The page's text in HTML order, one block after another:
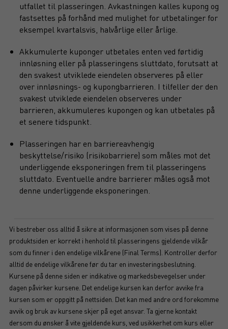
utfallet til plasseringen. Avkastningen kalles kupong og
fastsettes på forhånd med mulighet for utbetalinger for
eksempel kvartalsvis, halvårlige eller årlige.
Akkumulerte kuponger utbetales enten ved førtidig
innløsning eller på plasseringens sluttdato, forutsatt at
den svakest utviklede eiendelen observeres på eller
over innløsnings- og kupongbarrieren. I tilfeller der den
svakest utviklede eiendelen observeres under
barrieren, akkumuleres kupongen og kan utbetales på
et senere tidspunkt.
Plasseringen har en barriereavhengig
beskyttelse/risiko (risikobarriere) som måles mot det
underliggende eksponeringen frem til plasseringens
sluttdato. Eventuelle andre barrierer måles også mot
denne underliggende eksponeringen.
Vi bestreber oss alltid å sikre at informasjonen som vises på denne
produktsiden er korrekt i henhold til plasseringens gjeldende vilkår
som du finner i den endelige vilkårene (Final Terms). Kontroller derfor
alltid de endelige vilkårene før du tar en investeringsbeslutning.
Kursene på denne siden er indikative og markedsbevegelser under
dagen påvirker kursene. Det endelige kursen kan derfor avvike fra
kursen som er oppgitt på nettsiden. Det kan med andre ord forekomme
avvik og bruk av kursene skjer på eget ansvar. Ta gjerne kontakt
dersom du ønsker å vite gjeldende kurs, ved usikkerhet om kurs eller